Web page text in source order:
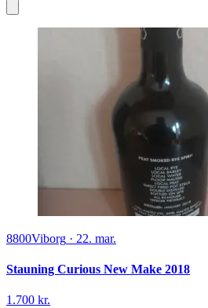
8800Viborg · 22. mar.
Stauning Curious New Make 2018
1.700 kr.